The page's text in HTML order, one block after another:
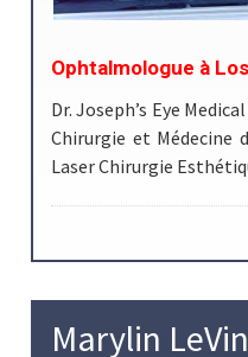
Ophtalmologue à
Dr. Joseph’s Eye
Chirurgie et Médecine
Laser Chirurgie
Marylin LeVin